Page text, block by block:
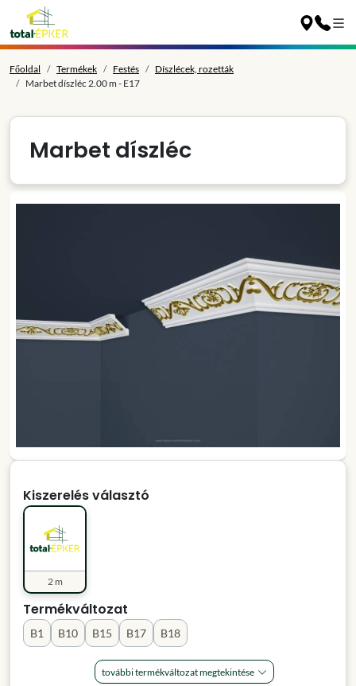
Főoldal Termékek Festés
Díszlécek, rozetták
Marbet díszléc 2.00 m - E17
Marbet díszléc
Kiszerelés választó
2 m
Termékváltozat
B1 B10 B15 B17 B18
további termékváltozat megtekintése